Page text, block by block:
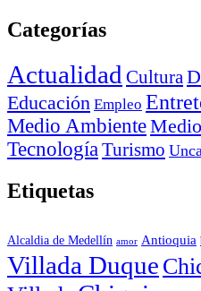
Categorías
Actualidad Cultura
Educación Empleo
Medio Ambiente
Tecnología Turismo
Etiquetas
Alcaldia de Medellín amor Antioquia
Villada Duque